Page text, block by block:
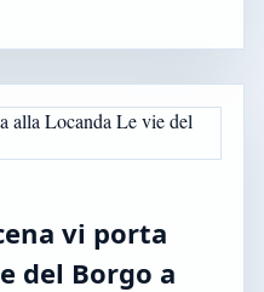
vi porta
del Borgo a